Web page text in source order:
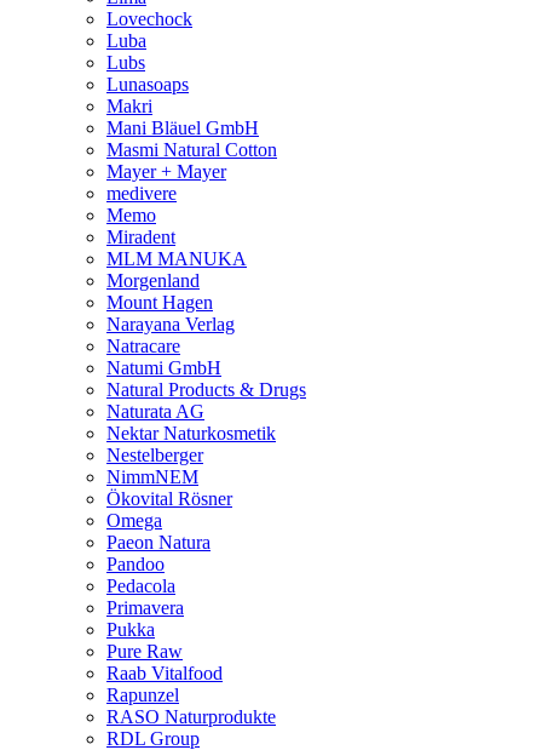
Lovechock
Luba
Lubs
Lunasoaps
Makri
Mani Bläuel GmbH
Masmi Natural Cotton
Mayer + Mayer
medivere
Memo
Miradent
MLM MANUKA
Morgenland
Mount Hagen
Narayana Verlag
Natracare
Natumi GmbH
Natural Products & Drugs
Naturata AG
Nektar Naturkosmetik
Nestelberger
NimmNEM
Ökovital Rösner
Omega
Paeon Natura
Pandoo
Pedacola
Primavera
Pukka
Pure Raw
Raab Vitalfood
Rapunzel
RASO Naturprodukte
RDL Group